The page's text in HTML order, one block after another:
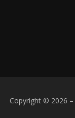
Copyright © 2026 –